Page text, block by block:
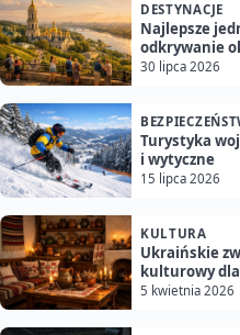
DESTYNACJE
Najlepsze
odkrywanie
30 lipca 2026
Turystyka
i wytyczne
15 lipca 2026
KULTURA
Ukraińskie
kulturowy
5 kwietnia 2026